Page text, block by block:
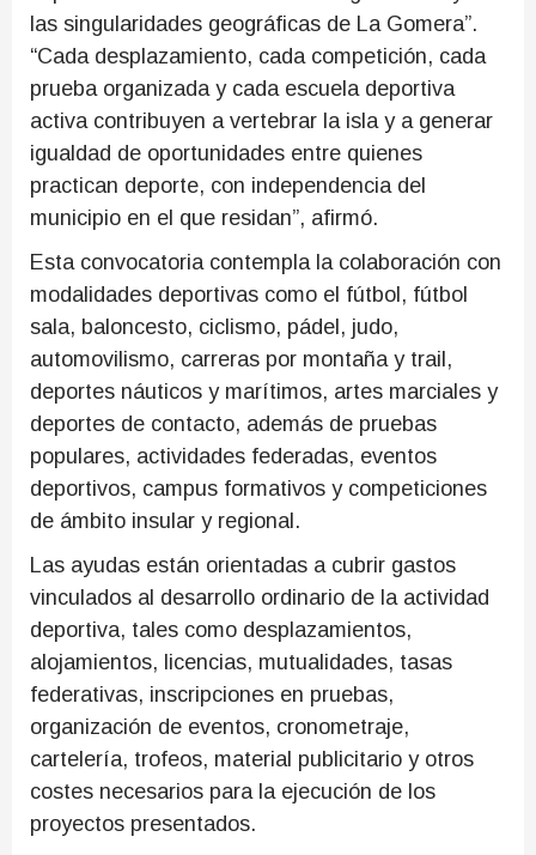
las singularidades geográficas de La Gomera”.
“Cada desplazamiento, cada competición, cada
prueba organizada y cada escuela deportiva
activa contribuyen a vertebrar la isla y a generar
igualdad de oportunidades entre quienes
practican deporte, con independencia del
municipio en el que residan”, afirmó.
Esta convocatoria contempla la colaboración con
modalidades deportivas como el fútbol, fútbol
sala, baloncesto, ciclismo, pádel, judo,
automovilismo, carreras por montaña y trail,
deportes náuticos y marítimos, artes marciales y
deportes de contacto, además de pruebas
populares, actividades federadas, eventos
deportivos, campus formativos y competiciones
de ámbito insular y regional.
Las ayudas están orientadas a cubrir gastos
vinculados al desarrollo ordinario de la actividad
deportiva, tales como desplazamientos,
alojamientos, licencias, mutualidades, tasas
federativas, inscripciones en pruebas,
organización de eventos, cronometraje,
cartelería, trofeos, material publicitario y otros
costes necesarios para la ejecución de los
proyectos presentados.